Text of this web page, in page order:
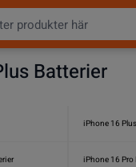
Batterier
iPhone 16
iPhone 16 Pro